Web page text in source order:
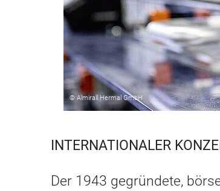
© Almirall Hermal GmbH
INTERNATIONALER
Der 1943 gegründete,